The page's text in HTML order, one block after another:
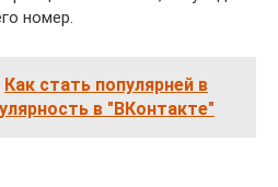
номер.
Как стать популярней в
в "ВКонтакте"